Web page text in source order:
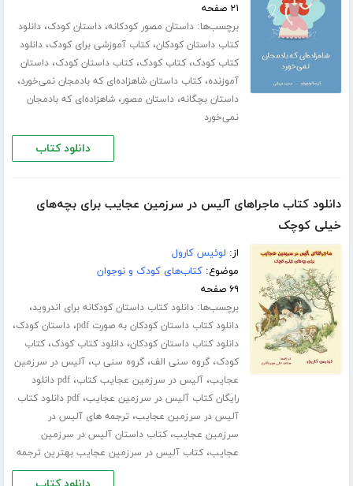
۲۱ صفحه
برچسب‌ها:داستان مصور کودکانه،داستان کودک،دانلود
کتاب داستان کودکان،کتاب آموزشی برای کودک،دانلود
کتاب کودک،کتاب کودک،کتاب داستان کودک،داستان
آموزنده،کتاب داستان شاهزاده‌ای که بادمجان نمی‌خورد،
داستان بچگانه،داستان مصور،شاهزاده‌ای که بادمجان
نمی‌خورد
دانلود کتاب
دانلود کتاب ماجراهای آلیس در سرزمین عجایب برای بچه‌های
خیلی کوچک
از: لوئیس کارول
موضوع:کتاب‌های کودک و نوجوان
۶۹ صفحه
برچسب‌ها:دانلود کتاب داستان کودکانه برای اندروید،
دانلود کتاب داستان کودکان به صورت pdf ،داستان کودک،
دانلود کتاب داستان کودکان،دانلود کتاب کودک،کتاب
کودک،گروه سنی الف،گروه سنی ب،آلیس در سرزمین
عجایب،آلیس در سرزمین عجایب کتاب،
pdf دانلود
رایگان کتاب آلیس در سرزمین عجایب،
pdf دانلود کتاب
آلیس در سرزمین عجایب، ترجمه های آلیس در
سرزمین عجایب،کتاب داستان آلیس در سرزمین
عجایب،کتاب آلیس در سرزمین عجایب بهترین ترجمه